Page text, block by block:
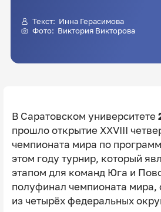
Текст: Инна Герасимова
Фото: Виктория Викторова
В Саратовском университете
прошло открытие XXVIII
чемпионата мира по
этом году турнир, который
этапом для команд Юга и
полуфинал чемпионата мира,
из четырёх федеральных